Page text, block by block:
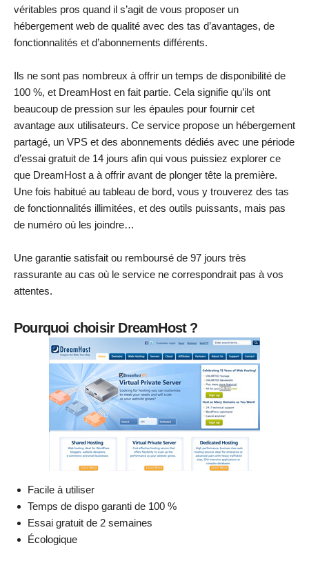
véritables pros quand il s’agit de vous proposer un
hébergement web de qualité avec des tas d’avantages, de
fonctionnalités et d’abonnements différents.
Ils ne sont pas nombreux à offrir un temps de disponibilité de
100 %, et DreamHost en fait partie. Cela signifie qu’ils ont
beaucoup de pression sur les épaules pour fournir cet
avantage aux utilisateurs. Ce service propose un hébergement
partagé, un VPS et des abonnements dédiés avec une période
d’essai gratuit de 14 jours afin qui vous puissiez explorer ce
que DreamHost a à offrir avant de plonger tête la première.
Une fois habitué au tableau de bord, vous y trouverez des tas
de fonctionnalités illimitées, et des outils puissants, mais pas
de numéro où les joindre…
Une garantie satisfait ou remboursé de 97 jours très
rassurante au cas où le service ne correspondrait pas à vos
attentes.
Pourquoi choisir DreamHost ?
Facile à utiliser
Temps de dispo garanti de 100 %
Essai gratuit de 2 semaines
Écologique